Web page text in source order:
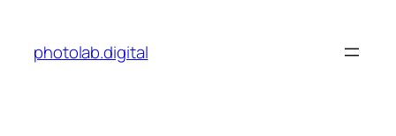
content
photolab.digital